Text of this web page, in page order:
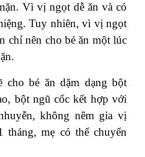
Vì vị ngọt dễ ăn và có
Tuy nhiên, vì vị ngọt
chỉ nên cho bé ăn một lúc
cho bé ăn dặm dạng bột
bột ngũ cốc kết hợp với
không nêm gia vị
tháng, mẹ có thể chuyển